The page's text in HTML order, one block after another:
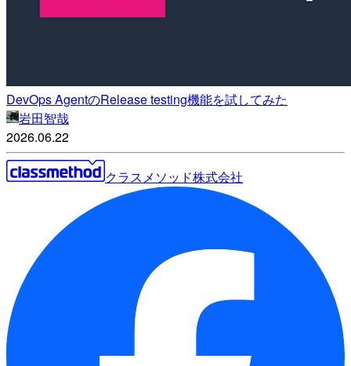
DevOps AgentのRelease testing機能を試してみた
岩田智哉
2026.06.22
クラスメソッド株式会社